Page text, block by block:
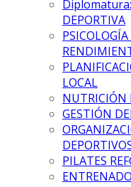
Diplomatura:
DEPORTIVA
LOCAL
NUTRICIÓN
GESTIÓN
PILATES